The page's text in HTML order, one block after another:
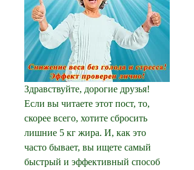
Здравствуйте, дорогие друзья!
Если вы читаете этот пост, то,
скорее всего, хотите сбросить
лишние 5 кг жира. И, как это
часто бывает, вы ищете самый
быстрый и эффективный способ